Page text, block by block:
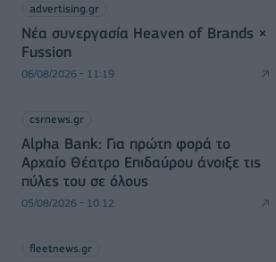
advertising.gr
Νέα συνεργασία Heaven of Brands ×
Fussion
06/08/2026 - 11:19
csrnews.gr
Alpha Bank: Για πρώτη φορά το
Αρχαίο Θέατρο Επιδαύρου άνοιξε τις
πύλες του σε όλους
05/08/2026 - 10:12
fleetnews.gr